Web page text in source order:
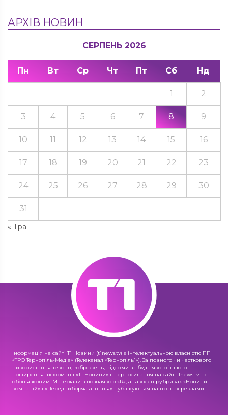
АРХІВ НОВИН
СЕРПЕНЬ 2026
Пн Вт Ср Чт Пт Сб Нд
« Тра
1 2
3 4 5 6 7 8 9
10 11 12 13 14 15 16
17 18 19 20 21 22 23
24 25 26 27 28 29 30
31
Інформація на сайті Т1 Новини (t1news.tv) є інтелектуальною власністю ПП
«ТРО Тернопіль-Медіа» (Телеканал «Тернопіль1»). За повного чи часткового
використання текстів, зображень, відео чи за будь-якого іншого
поширення інформації «Т1 Новини» гіперпосилання на сайт t1news.tv – є
обов'язковим. Матеріали з позначкою «R», а також в рубриках «Новини
компаній» і «Передвиборча агітація» публікуються на правах реклами.